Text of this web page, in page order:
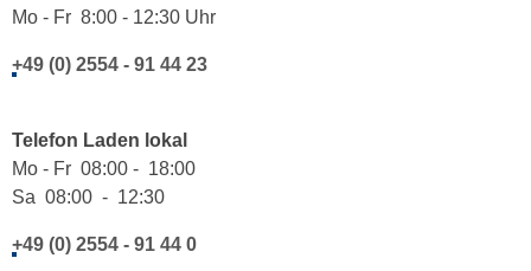
Mo - Fr 8:00 - 12:30 Uhr
+49 (0) 2554 - 91 44 23
Telefon Laden lokal
Mo - Fr 08:00 - 18:00
Sa 08:00 - 12:30
+49 (0) 2554 - 91 44 0